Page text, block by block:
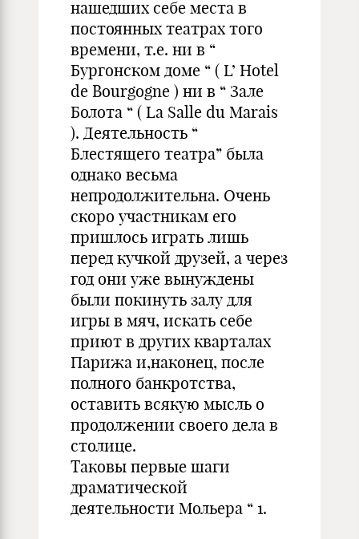
нашедших себе места в
постоянных театрах того
времени, т.е. ни в “
Бургонском доме “ ( L’ Hotel
de Bourgogne ) ни в “ Зале
Болота “ ( La Salle du Marais
). Деятельность “
Блестящего театра” была
однако весьма
непродолжительна. Очень
скоро участникам его
пришлось играть лишь
перед кучкой друзей, а через
год они уже вынуждены
были покинуть залу для
игры в мяч, искать себе
приют в других кварталах
Парижа и,наконец, после
полного банкротства,
оставить всякую мысль о
продолжении своего дела в
столице.
Таковы первые шаги
драматической
деятельности Мольера “ 1.